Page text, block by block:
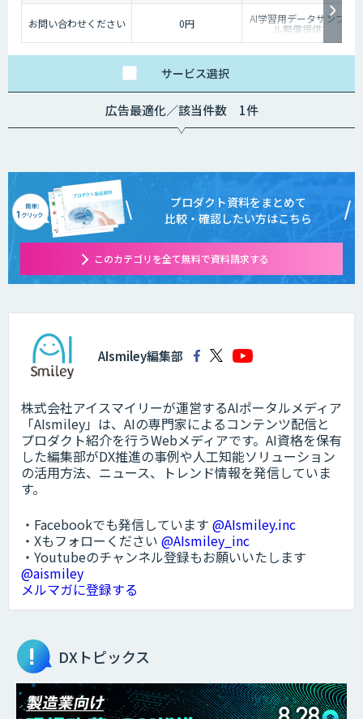
お問い合わせください 0円 AI学習用データサンプ
ル無償提供
サービス選択
広告最適化／該当件数 1件
プロダクト資料をまとめて
比較・確認したい方はこちら
このカテゴリを全て無料で資料請求する
AIsmiley編集部
株式会社アイスマイリーが運営するAIポータルメディア
「AIsmiley」は、AIの専門家によるコンテンツ配信と
プロダクト紹介を行うWebメディアです。AI資格を保有
した編集部がDX推進の事例や人工知能ソリューション
の活用方法、ニュース、トレンド情報を発信していま
す。
・Facebookでも発信しています @AIsmiley.inc
・Xもフォローください @AIsmiley_inc
・Youtubeのチャンネル登録もお願いいたします
@aismiley
メルマガに登録する
DXトピックス